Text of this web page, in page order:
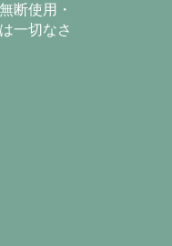
断使用・
一切なさ